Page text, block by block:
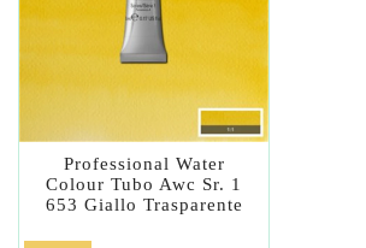
Professional Water
Colour Tubo Awc Sr. 1
653 Giallo Trasparente